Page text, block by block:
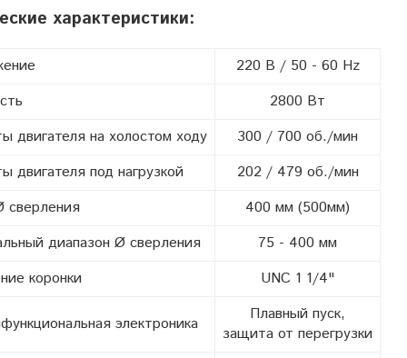
характеристики:
220 В / 50 - 60 Hz
2800 Вт
двигателя на холостом ходу
300 / 700 об./мин
двигателя под нагрузкой
202 / 479 об./мин
сверления
400 мм (500мм)
диапазон Ø сверления
75 - 400 мм
коронки
UNC 1 1/4"
электроника
Плавный пуск,
защита от перегрузки